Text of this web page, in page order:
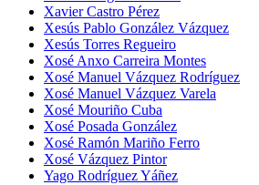
Xavier Castro Pérez
Xesús Pablo González Vázquez
Xesús Torres Regueiro
Xosé Anxo Carreira Montes
Xosé Manuel Vázquez Rodríguez
Xosé Manuel Vázquez Varela
Xosé Mouriño Cuba
Xosé Posada González
Xosé Ramón Mariño Ferro
Xosé Vázquez Pintor
Yago Rodríguez Yáñez